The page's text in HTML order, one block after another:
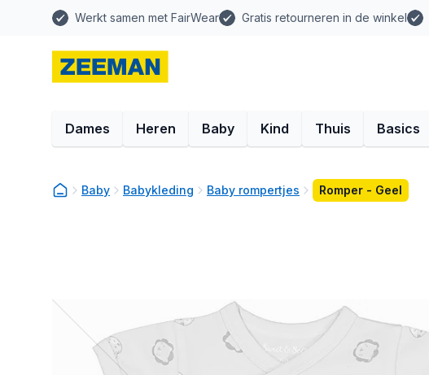
Werkt samen met FairWear Gratis retourneren in de winkel
Dames Heren Baby Kind Thuis Basics
Baby Babykleding Baby rompertjes Romper - Geel